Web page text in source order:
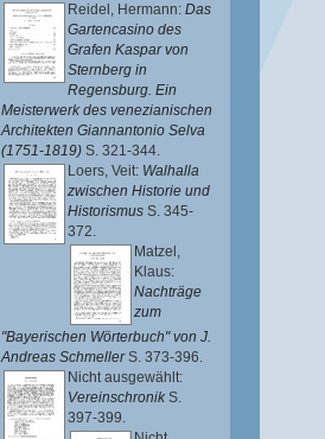
Reidel, Hermann: Das
Gartencasino des
Grafen Kaspar von
Sternberg in
Regensburg. Ein
Meisterwerk des venezianischen
Architekten Giannantonio Selva
(1751-1819) S. 321-344.
Loers, Veit: Walhalla
zwischen Historie und
Historismus S. 345-
372.
Matzel,
Klaus:
Nachträge
zum
"Bayerischen Wörterbuch" von J.
Andreas SchmellerS. 373-396.
Nicht ausgewählt:
Vereinschronik S.
397-399.